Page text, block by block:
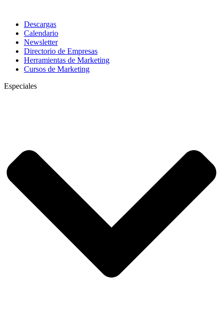
Descargas
Calendario
Newsletter
Directorio de Empresas
Herramientas de Marketing
Cursos de Marketing
Especiales